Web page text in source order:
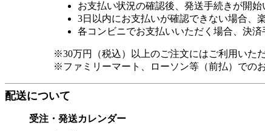
お支払い状況の確認後、発送手続きが開
3日以内にお支払いが確認できない場合、
各コンビニでお支払いいただく場合、決済
※30万円（税込）以上のご注文にはご利用いただ
※ファミリーマート、ローソン等（前払）での
配送について
受注・発送カレンダー